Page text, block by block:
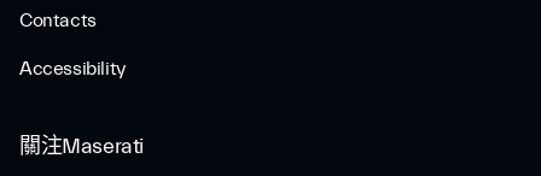
Contacts
Accessibility
關注Maserati